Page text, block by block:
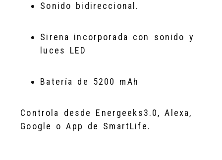
Sonido bidireccional.
Sirena incorporada con sonido y
luces LED
Batería de 5200 mAh
Controla desde Energeeks3.0, Alexa,
Google o App de SmartLife.